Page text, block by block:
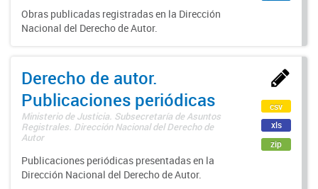
Obras publicadas registradas en la Dirección
Nacional del Derecho de Autor.
Derecho de autor.
Publicaciones periódicas
Ministerio de Justicia. Subsecretaría de Asuntos
Registrales. Dirección Nacional del Derecho de
Autor
Publicaciones periódicas presentadas en la
Dirección Nacional del Derecho de Autor.
csv
xls
zip